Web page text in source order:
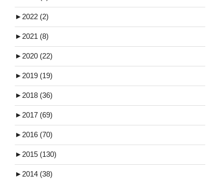
►2022 (2)
►2021 (8)
►2020 (22)
►2019 (19)
►2018 (36)
►2017 (69)
►2016 (70)
►2015 (130)
►2014 (38)